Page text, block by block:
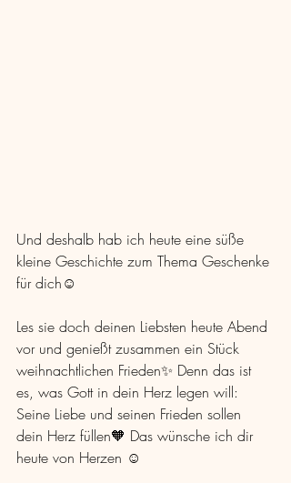
Und deshalb hab ich heute eine süße
kleine Geschichte zum Thema Geschenke
für dich☺️
Les sie doch deinen Liebsten heute Abend
vor und genießt zusammen ein Stück
weihnachtlichen Frieden✨ Denn das ist
es, was Gott in dein Herz legen will:
Seine Liebe und seinen Frieden sollen
dein Herz füllen🧡 Das wünsche ich dir
heute von Herzen ☺️